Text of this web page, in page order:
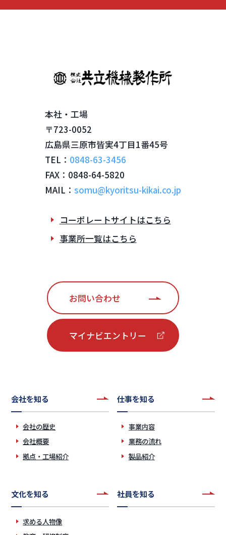
本社・工場
〒723-0052
広島県三原市皆実4丁目1番45号
TEL： 0848-63-3456
FAX：0848-64-5820
MAIL： somu@kyoritsu-kikai.co.jp
コーポレートサイトはこちら
事業所一覧はこちら
お問い合わせ
マイナビエントリー
会社を知る
会社の歴史
会社概要
拠点・工場紹介
仕事を知る
事業内容
業務の流れ
製品紹介
文化を知る
求める人物像
社員を知る